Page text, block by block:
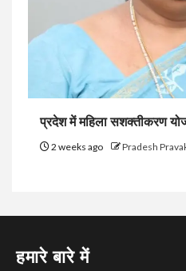
प्रदेश में महिला सशक्तीकरण
2 weeks ago Pradesh
हमारे बारे में